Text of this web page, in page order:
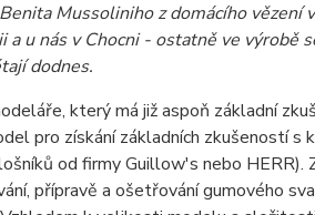
Mussoliniho z domácího vězení
u nás v Chocni - ostatně ve výrobě
dodnes.
který má již aspoň základní
pro získání základních zkušeností s
od firmy Guillow's nebo HERR).
přípravě a ošetřování gumového